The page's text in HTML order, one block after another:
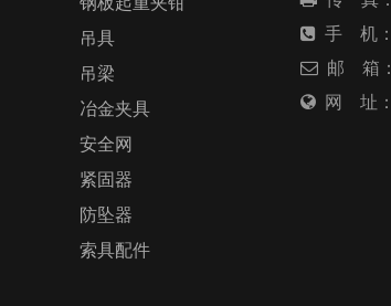
吊具
吊梁
冶金夹具
安全网
紧固器
防坠器
索具配件
 手 机：
 邮 箱：
 网 址：